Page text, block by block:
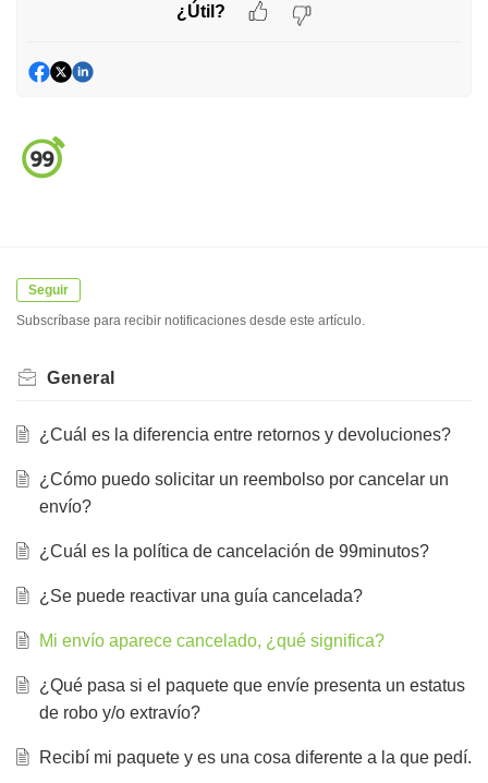
¿Útil?
Seguir
Subscríbase para recibir notificaciones desde este artículo.
General
¿Cuál es la diferencia entre retornos y devoluciones?
¿Cómo puedo solicitar un reembolso por cancelar un
envío?
¿Cuál es la política de cancelación de 99minutos?
¿Se puede reactivar una guía cancelada?
Mi envío aparece cancelado, ¿qué significa?
¿Qué pasa si el paquete que envíe presenta un estatus
de robo y/o extravío?
Recibí mi paquete y es una cosa diferente a la que pedí.